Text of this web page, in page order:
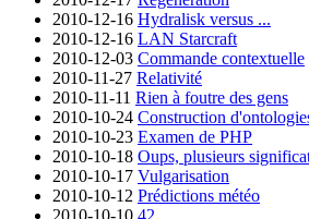
2010-12-16 Hydralisk versus ...
2010-12-16 LAN Starcraft
2010-12-03 Commande contextuelle
2010-11-27 Relativité
2010-11-11 Rien à foutre des gens
2010-10-24 Construction
2010-10-23 Examen de PHP
2010-10-18 Oups, plusieurs
2010-10-17 Vulgarisation
2010-10-12 Prédictions météo
2010-10-10 42